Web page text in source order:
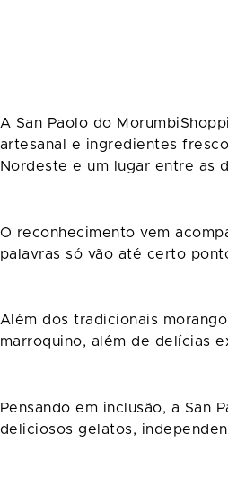
A San Paolo do
artesanal e ingredientes
Nordeste e um lugar entre as
O reconhecimento vem
palavras só vão até certo
Além dos tradicionais
marroquino, além de delícias
Pensando em inclusão, a San
deliciosos gelatos,